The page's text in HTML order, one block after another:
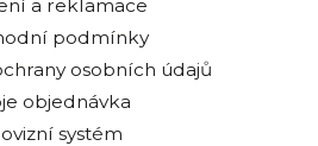
a reklamace
podmínky
osobních údajů
objednávka
systém